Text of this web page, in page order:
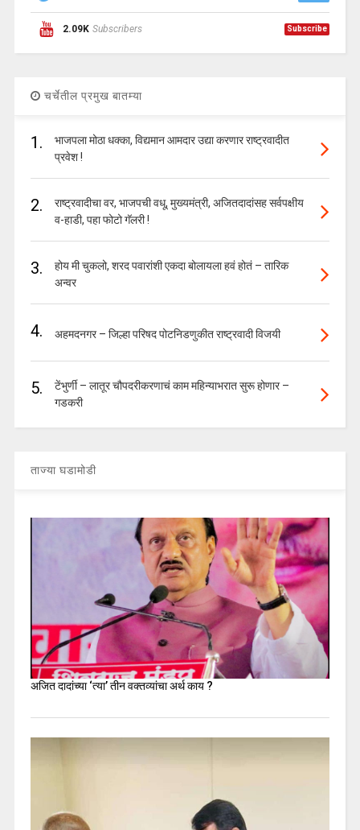
2.09K Subscribers Subscribe
चर्चेतील प्रमुख बातम्या
1.
भाजपला मोठा धक्का, विद्यमान आमदार उद्या करणार राष्ट्रवादीत
प्रवेश !
2.
राष्ट्रवादीचा वर, भाजपची वधू, मुख्यमंत्री, अजितदादांसह सर्वपक्षीय
व-हाडी, पहा फोटो गॅलरी !
3.
होय मी चुकलो, शरद पवारांशी एकदा बोलायला हवं होतं – तारिक
अन्वर
4. अहमदनगर – जिल्हा परिषद पोटनिडणुकीत राष्ट्रवादी विजयी
5.
टेंभुर्णी – लातूर चौपदरीकरणाचं काम महिन्याभरात सुरू होणार –
गडकरी
ताज्या घडामोडी
अजित दादांच्या ‘त्या’ तीन वक्तव्यांचा अर्थ काय ?